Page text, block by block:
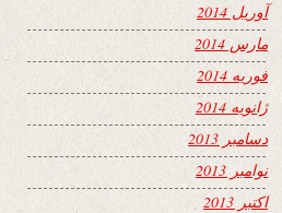
آوریل 2014
مارس 2014
فوریه 2014
ژانویه 2014
دسامبر 2013
نوامبر 2013
اکتبر 2013